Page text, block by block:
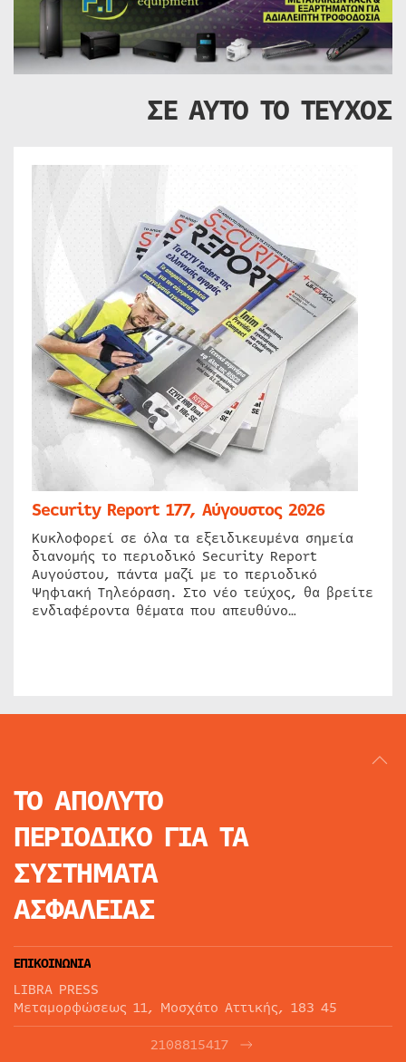
ΣΕ ΑΥΤΟ ΤΟ ΤΕΥΧΟΣ
Security Report 177, Αύγουστος 2026
Κυκλοφορεί σε όλα τα εξειδικευμένα σημεία
διανομής το περιοδικό Security Report
Αυγούστου, πάντα μαζί με το περιοδικό
Ψηφιακή Τηλεόραση. Στο νέο τεύχος, θα βρείτε
ενδιαφέροντα θέματα που απευθύνο…
ΤΟ ΑΠΟΛΥΤΟ
ΠΕΡΙΟΔΙΚΟ ΓΙΑ ΤΑ
ΣΥΣΤΗΜΑΤΑ
ΑΣΦΑΛΕΙΑΣ
ΕΠΙΚΟΙΝΩΝΙΑ
LIBRA PRESS
Μεταμορφώσεως 11, Μοσχάτο Αττικής, 183 45
2108815417